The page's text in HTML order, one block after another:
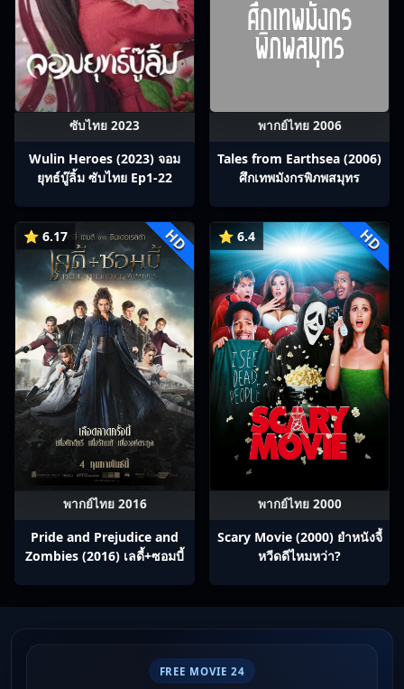
ซับไทย 2023
Wulin Heroes (2023) จอม
ยุทธ์บู๊ลิ้ม ซับไทย Ep1-22
พากย์ไทย 2006
Tales from Earthsea (2006)
ศึกเทพมังกรพิภพสมุทร
⭐ 6.17 HD
พากย์ไทย 2016
Pride and Prejudice and
Zombies (2016) เลดี้+ซอมบี้
⭐ 6.4 HD
พากย์ไทย 2000
Scary Movie (2000) ยำหนังจี้​
หวีดดีไหมหว่า?
FREE MOVIE 24